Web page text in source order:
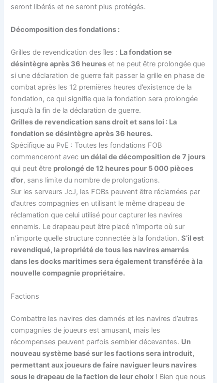
seront libérés et ne seront plus protégés.
Décomposition des fondations :
Grilles de revendication des îles : La fondation se
désintègre après 36 heures et ne peut être prolongée que
si une déclaration de guerre fait passer la grille en phase de
combat après les 12 premières heures d’existence de la
fondation, ce qui signifie que la fondation sera prolongée
jusqu’à la fin de la déclaration de guerre.
Grilles de revendication sans droit et sans loi : La
fondation se désintègre après 36 heures.
Spécifique au PvE : Toutes les fondations FOB
commenceront avec un délai de décomposition de 7 jours
qui peut être prolongé de 12 heures pour 5 000 pièces
d’or, sans limite du nombre de prolongations.
Sur les serveurs JcJ, les FOBs peuvent être réclamées par
d’autres compagnies en utilisant le même drapeau de
réclamation que celui utilisé pour capturer les navires
ennemis. Le drapeau peut être placé n’importe où sur
n’importe quelle structure connectée à la fondation.S’il est
revendiqué, la propriété de tous les navires amarrés
dans les docks maritimes sera également transférée à la
nouvelle compagnie propriétaire.
Factions
Combattre les navires des damnés et les navires d’autres
compagnies de joueurs est amusant, mais les
récompenses peuvent parfois sembler décevantes. Un
nouveau système basé sur les factions sera introduit,
permettant aux joueurs de faire naviguer leurs navires
sous le drapeau de la faction de leur choix ! Bien que nous